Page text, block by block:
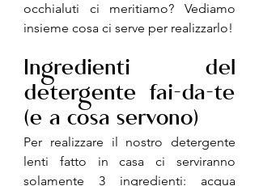
occhialuti ci meritiamo? Vediamo
insieme cosa ci serve per realizzarlo!
Ingredienti del
detergente fai-da-te
(e a cosa servono)
Per realizzare il nostro detergente
lenti fatto in casa ci serviranno
solamente 3 ingredienti: acqua